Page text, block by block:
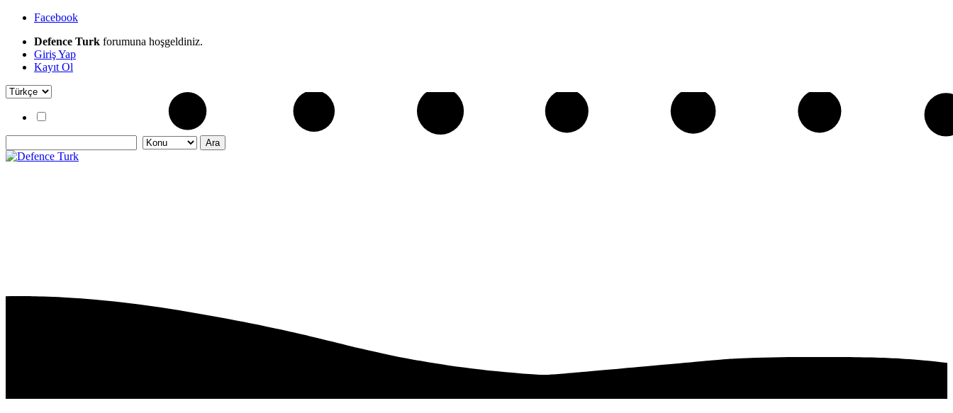
Facebook
Defence Turk forumuna hoşgeldiniz.
Giriş Yap
Kayıt Ol